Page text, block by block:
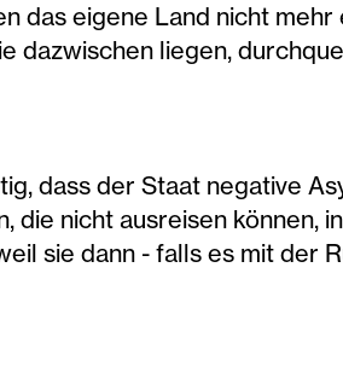
das eigene Land nicht
dazwischen liegen,
dass der Staat negative
die nicht ausreisen können,
sie dann - falls es mit der